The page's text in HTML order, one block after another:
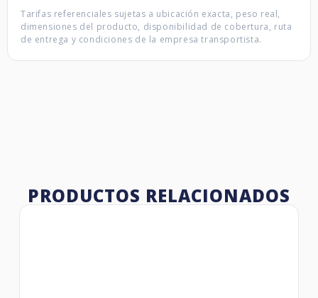
Tarifas referenciales sujetas a ubicación exacta, peso real,
dimensiones del producto, disponibilidad de cobertura, ruta
de entrega y condiciones de la empresa transportista.
PRODUCTOS RELACIONADOS